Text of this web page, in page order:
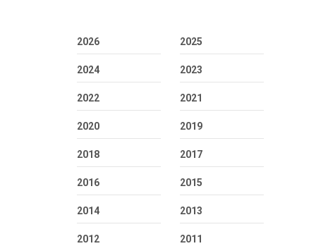
2026 2025
2024 2023
2022 2021
2020 2019
2018 2017
2016 2015
2014 2013
2012 2011